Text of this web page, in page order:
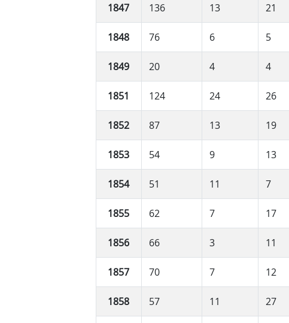
1847 136 13 21
1848 76 6 5
1849 20 4 4
1851 124 24 26
1852 87 13 19
1853 54 9 13
1854 51 11 7
1855 62 7 17
1856 66 3 11
1857 70 7 12
1858 57 11 27